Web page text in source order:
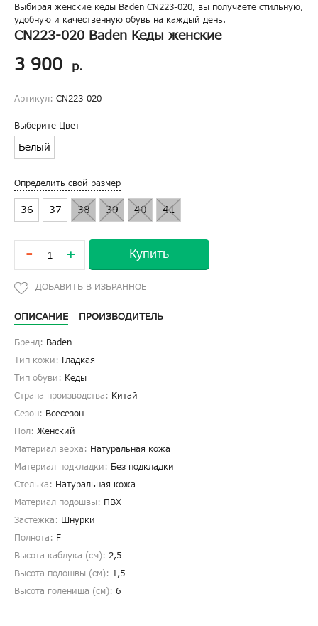
Выбирая женские кеды Baden CN223-020, вы получаете стильную,
удобную и качественную обувь на каждый день.
CN223-020 Baden Кеды женские
3 900 р.
Артикул: CN223-020
Выберите Цвет
Белый
Определить свой размер
36 37 38 39 40 41
- + Купить
ОПИСАНИЕ ПРОИЗВОДИТЕЛЬ
Бренд: Baden
Тип кожи: Гладкая
Тип обуви: Кеды
Страна производства: Китай
Сезон: Всесезон
Пол: Женский
Материал верха: Натуральная кожа
Материал подкладки: Без подкладки
Стелька: Натуральная кожа
Материал подошвы: ПВХ
Застёжка: Шнурки
Полнота: F
Высота каблука (см): 2,5
Высота подошвы (см): 1,5
Высота голенища (cм): 6